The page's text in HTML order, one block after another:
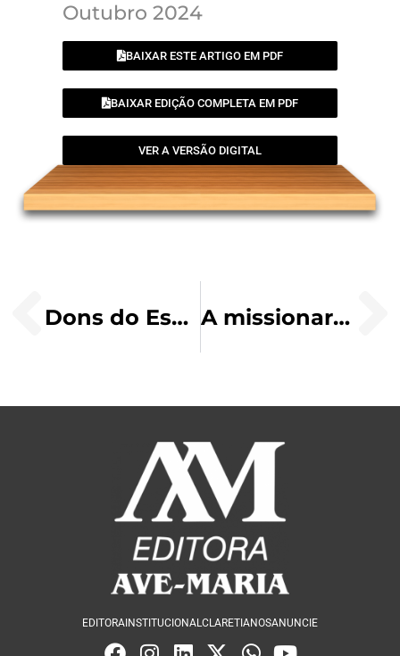
Outubro 2024
BAIXAR ESTE ARTIGO EM PDF
BAIXAR EDIÇÃO COMPLETA EM PDF
VER A VERSÃO DIGITAL
Dons do Espírito Santo A missionariedade na catequese, testemunho e serviço
EDITORA INSTITUCIONALCLARETIANOSANUNCIE